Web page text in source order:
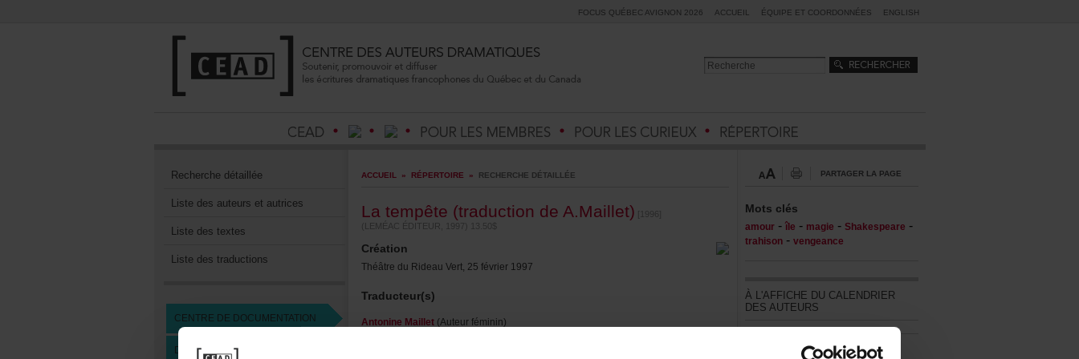
FOCUSQUÉBECAVIGNON2026 ACCUEIL ÉQUIPEETCOORDONNÉES ENGLISH
Recherchedétaillée
Listedesauteursetautrices
Listedestextes
Listedestraductions
CENTREDEDOCUMENTATION
DEVENIRMEMBREDUCEAD
ACCUEIL » RÉPERTOIRE » RECHERCHEDÉTAILLÉE
Latempête(traductiondeA.Maillet) [1996]
(LEMÉACÉDITEUR,1997)13.50$
Création
ThéâtreduRideauVert,25février1997
Traducteur(s)
AntonineMaillet(Auteurféminin)
PARTAGERLAPAGE
Motsclés
amour- île - magie - Shakespeare -
trahison- vengeance
ÀL'AFFICHEDUCALENDRIER
DESAUTEURS
Touslesévénements